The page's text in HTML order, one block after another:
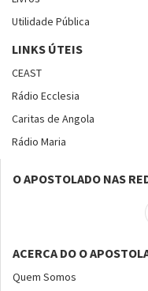
Utilidade Pública
LINKS ÚTEIS
CEAST
Rádio Ecclesia
Caritas de Angola
Rádio Maria
O APOSTOLADO NAS
ACERCA DO O
Quem Somos